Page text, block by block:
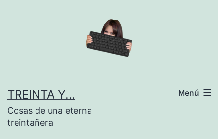
TREINTA Y...
Cosas de una eterna
treintañera
Menú